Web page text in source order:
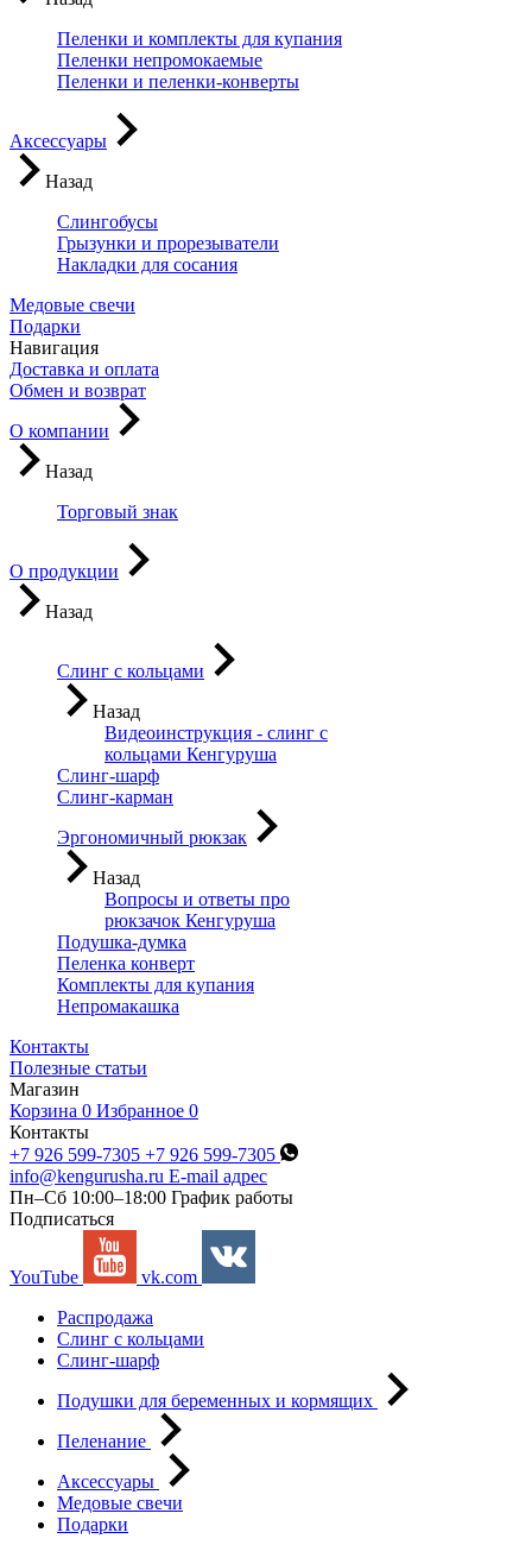
Пеленки и комплекты для купания
Пеленки непромокаемые
Пеленки и пеленки-конверты
Аксессуары
Назад
Слингобусы
Грызунки и прорезыватели
Накладки для сосания
Медовые свечи
Подарки
Навигация
Доставка и оплата
Обмен и возврат
О компании
Назад
Торговый знак
О продукции
Назад
Слинг с кольцами
Назад
Видеоинструкция - слинг с
кольцами Кенгуруша
Слинг-шарф
Слинг-карман
Эргономичный рюкзак
Назад
Вопросы и ответы про
рюкзачок Кенгуруша
Подушка-думка
Пеленка конверт
Комплекты для купания
Непромакашка
Контакты
Полезные статьи
Магазин
Корзина 0 Избранное 0
Контакты
+7 926 599-7305 +7 926 599-7305
info@kengurusha.ru E-mail адрес
Пн–Сб 10:00–18:00 График работы
Подписаться
YouTube
vk.com
Распродажа
Слинг с кольцами
Слинг-шарф
Подушки для беременных и кормящих
Пеленание
Аксессуары
Медовые свечи
Подарки